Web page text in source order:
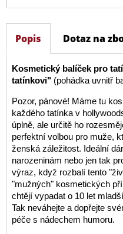
Popis Dotaz na
Kosmetický balíček pro
tatínkovi"(pohádka uvnitř
Pozor, pánové! Máme tu
každého tatínka v
úplně, ale určitě ho
perfektní volbou pro muže,
ženská záležitost. Ideální
narozeninám nebo jen tak
výraz, když rozbalí tento
"mužných" kosmetických
chtějí vypadat o 10 let
Tak neváhejte a dopřejte
péče s nádechem humoru.